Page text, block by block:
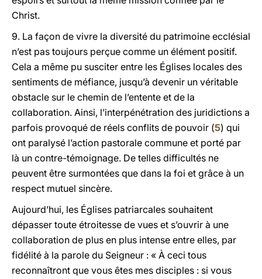
Christ.
9. La façon de vivre la diversité du patrimoine ecclésial
n’est pas toujours perçue comme un élément positif.
Cela a même pu susciter entre les Églises locales des
sentiments de méfiance, jusqu’à devenir un véritable
obstacle sur le chemin de l’entente et de la
collaboration. Ainsi, l’interpénétration des juridictions a
parfois provoqué de réels conflits de pouvoir (5) qui
ont paralysé l’action pastorale commune et porté par
là un contre-témoignage. De telles difficultés ne
peuvent être surmontées que dans la foi et grâce à un
respect mutuel sincère.
Aujourd’hui, les Églises patriarcales souhaitent
dépasser toute étroitesse de vues et s’ouvrir à une
collaboration de plus en plus intense entre elles, par
fidélité à la parole du Seigneur : « À ceci tous
reconnaîtront que vous êtes mes disciples : si vous